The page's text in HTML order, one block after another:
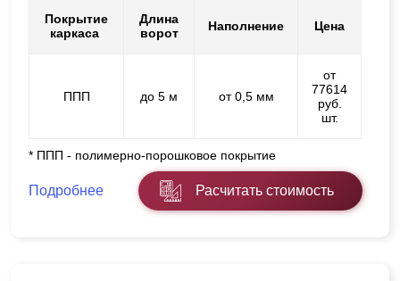
Покрытие
каркаса
Длина
ворот
Наполнение Цена
ППП до 5 м от 0,5 мм
от
77614
руб.
шт.
* ППП - полимерно-порошковое покрытие
Подробнее Расчитать стоимость